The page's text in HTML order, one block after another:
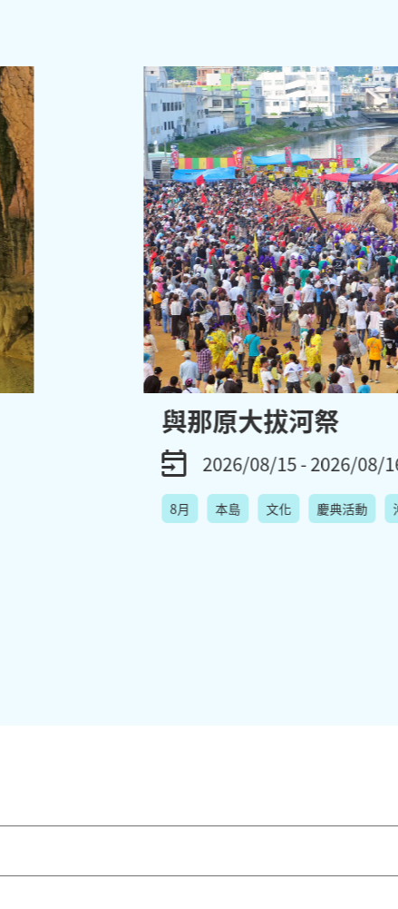
與那原大拔河祭
2026/08/15 - 2026/08/
8月 本島 文化 慶典活動